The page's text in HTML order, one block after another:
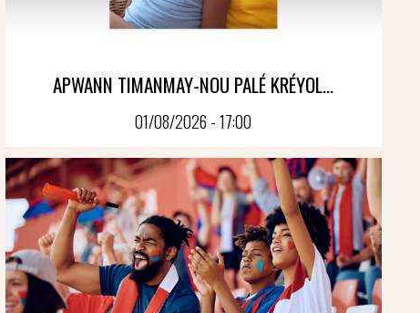
APWANN TIMANMAY-NOU PALÉ KRÉYOL...
01/08/2026 - 17:00